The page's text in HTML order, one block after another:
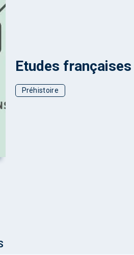
Etudes
Préhistoire